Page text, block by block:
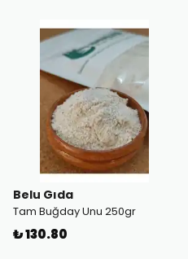
Belu Gıda
Tam Buğday Unu 250gr
₺ 130.80